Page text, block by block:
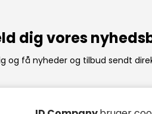
dig vores
og få nyheder og tilbud sendt